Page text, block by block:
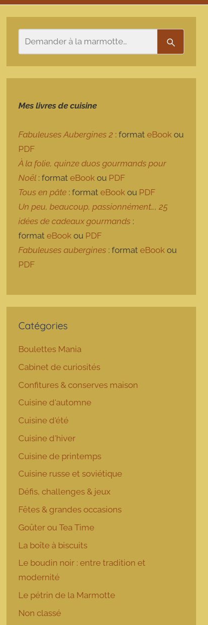
Mes livres de cuisine
Fabuleuses Aubergines 2 : formateBook ou
PDF
À la folie, quinze duos gourmands pour
Noël : formateBook ou PDF
Tous en pâte : formateBook ou PDF
Un peu, beaucoup, passionnément…, 25
idées de cadeaux gourmands :
formateBook ou PDF
Fabuleuses aubergines : formateBook ou
PDF
Catégories
Boulettes Mania
Cabinet de curiosités
Confitures & conserves maison
Cuisine d'automne
Cuisine d'été
Cuisine d'hiver
Cuisine de printemps
Cuisine russe et soviétique
Défis, challenges & jeux
Fêtes & grandes occasions
Goûter ou Tea Time
La boîte à biscuits
Le boudin noir : entre tradition et
modernité
Le pétrin de la Marmotte
Non classé